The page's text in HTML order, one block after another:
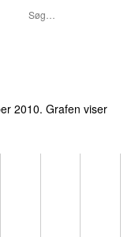
2010. Grafen viser